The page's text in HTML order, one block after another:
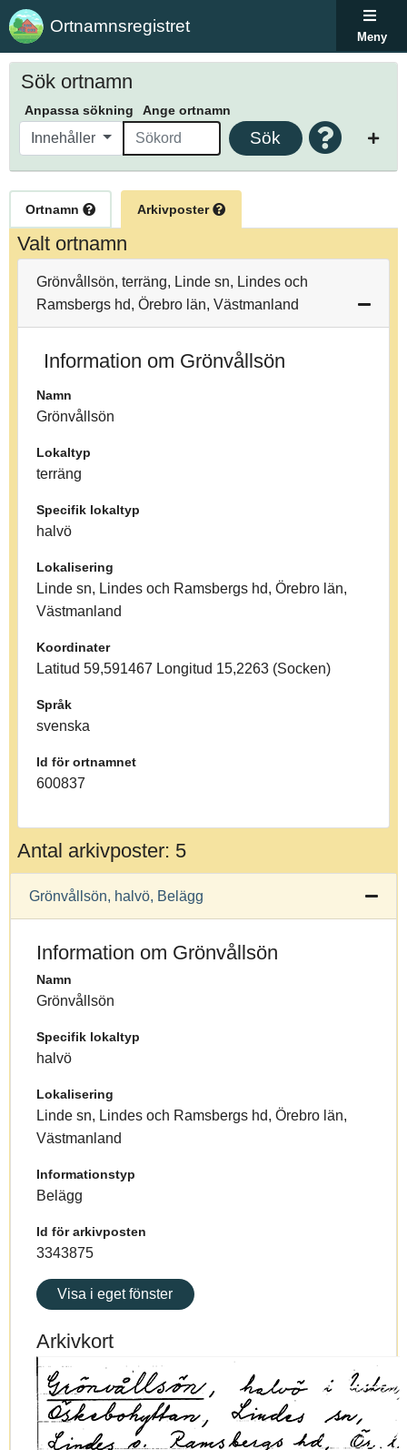
Ortnamnsregistret
Meny
Sök ortnamn
Anpassa sökning Ange ortnamn
Innehåller Sök
Ortnamn Arkivposter
Valt ortnamn
Grönvållsön, terräng, Linde sn, Lindes och
Ramsbergs hd, Örebro län, Västmanland
Information om Grönvållsön
Namn
Grönvållsön
Lokaltyp
terräng
Specifik lokaltyp
halvö
Lokalisering
Linde sn, Lindes och Ramsbergs hd, Örebro län,
Västmanland
Koordinater
Latitud 59,591467 Longitud 15,2263 (Socken)
Språk
svenska
Id för ortnamnet
600837
Antal arkivposter: 5
Grönvållsön, halvö, Belägg
Information om Grönvållsön
Namn
Grönvållsön
Specifik lokaltyp
halvö
Lokalisering
Linde sn, Lindes och Ramsbergs hd, Örebro län,
Västmanland
Informationstyp
Belägg
Id för arkivposten
3343875
Visa i eget fönster
Arkivkort